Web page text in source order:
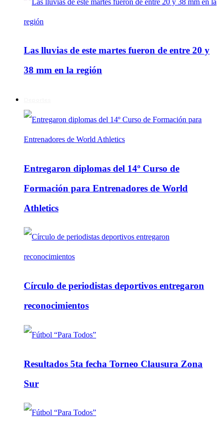
Las lluvias de este martes fueron de entre 20 y
38 mm en la región
Entregaron diplomas del 14º Curso de
Formación para Entrenadores de World
Athletics
Círculo de periodistas deportivos entregaron
reconocimientos
Resultados 5ta fecha Torneo Clausura Zona
Sur